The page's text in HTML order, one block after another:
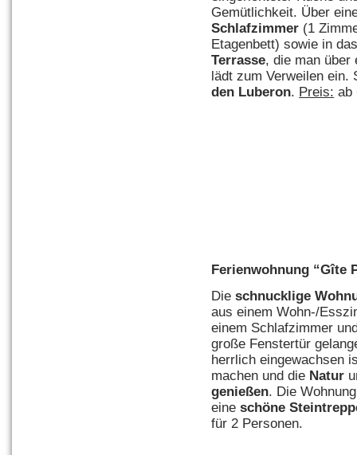
Gemütlichkeit. Über
Schlafzimmer (1
Etagenbett) sowie in
Terrasse, die man über
lädt zum Verweilen ein.
den Luberon. Preis: ab
Ferienwohnung “Gîte
Dieschnucklige
aus einem Wohn-/
einem Schlafzimmer
große Fenstertür
herrlich eingewachsen
machen und die Natur
genießen. Die
eineschöneSteint
für 2 Personen.